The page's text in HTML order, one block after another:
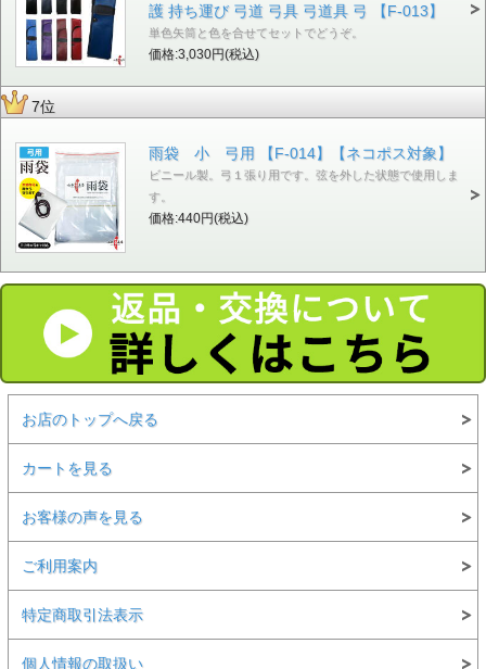
護 持ち運び 弓道 弓具 弓道具 弓 【F-013】
単色矢筒と色を合せてセットでどうぞ。
価格:3,030円(税込)
7位
雨袋 小 弓用 【F-014】【ネコポス対象】
ビニール製。弓１張り用です。弦を外した状態で使用しま
す。
価格:440円(税込)
お店のトップへ戻る
カートを見る
お客様の声を見る
ご利用案内
特定商取引法表示
個人情報の取扱い